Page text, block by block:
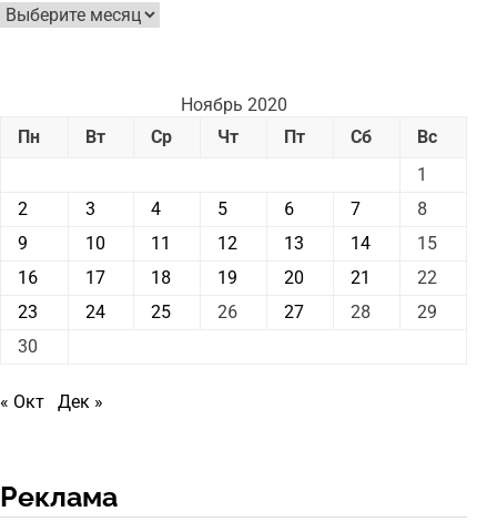
Архив
новостей
Ноябрь 2020
Пн
Вт Ср Чт Пт Сб
Вс
1
2
3 4 5 6 7
8
9
10 11 12 13 14
15
16
17 18 19 20 21
22
23
24 25 26 27 28
29
30
« Окт Дек »
Реклама